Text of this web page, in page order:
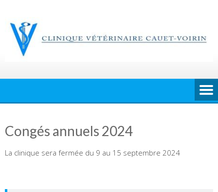
content
Congés annuels 2024
La clinique sera fermée du 9 au 15 septembre 2024